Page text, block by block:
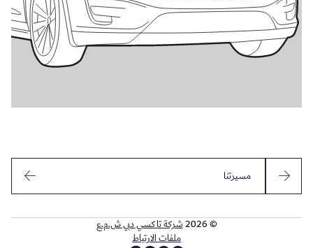
مسيرتنا
© 2026
شركة تاكسي دبي ش.م.ع
ملفات الارتباط